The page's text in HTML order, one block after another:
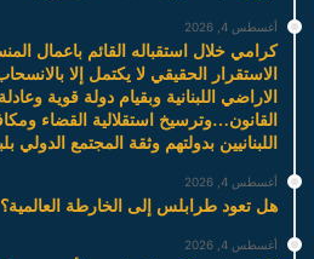
أغسطس 4, 2026
كرامي خلال استقباله القائم باعمال
الاستقرار الحقيقي لا يكتمل إلا
الاراضي اللبنانية وبقيام دولة قوية
القانون…وترسيخ استقلالية القضاء
اللبنانيين بدولتهم وثقة المجتمع الدولي
أغسطس 4, 2026
هل تعود طرابلس إلى الخارطة العالمية؟
أغسطس 4, 2026